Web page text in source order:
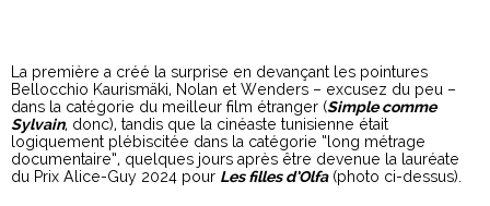
La première a créé la surprise en devançant les pointures
Bellocchio Kaurismäki, Nolan et Wenders – excusez du peu –
dans la catégorie du meilleur film étranger (Simple comme
Sylvain, donc), tandis que la cinéaste tunisienne était
logiquement plébiscitée dans la catégorie “long métrage
documentaire”, quelques jours après être devenue la lauréate
du Prix Alice-Guy 2024 pour Les filles d’Olfa(photo ci-dessus).